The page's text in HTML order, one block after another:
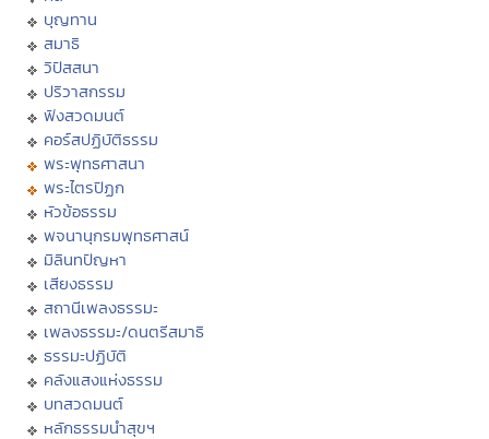
บุญทาน
สมาธิ
วิปัสสนา
ปริวาสกรรม
ฟังสวดมนต์
คอร์สปฏิบัติธรรม
พระพุทธศาสนา
พระไตรปิฏก
หัวข้อธรรม
พจนานุกรมพุทธศาสน์
มิลินทปัญหา
เสียงธรรม
สถานีเพลงธรรมะ
เพลงธรรมะ/ดนตรีสมาธิ
ธรรมะปฏิบัติ
คลังแสงแห่งธรรม
บทสวดมนต์
หลักธรรมนำสุขฯ